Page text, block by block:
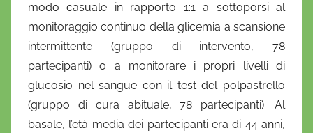
modo casuale in rapporto 1:1 a sottoporsi al
monitoraggio continuo della glicemia a scansione
intermittente (gruppo di intervento, 78
partecipanti) o a monitorare i propri livelli di
glucosio nel sangue con il test del polpastrello
(gruppo di cura abituale, 78 partecipanti). Al
basale, l’età media dei partecipanti era di 44 anni,